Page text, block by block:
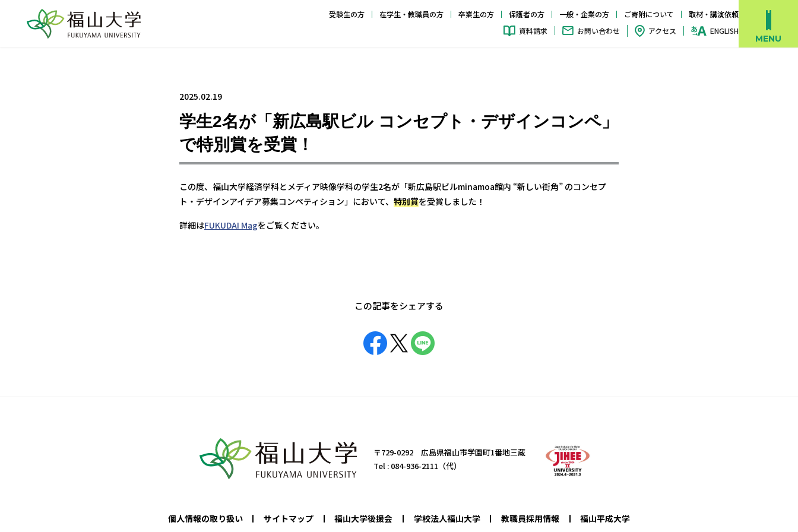
受験生の方 在学生・教職員の方 卒業生の方 保護者の方 一般・企業の方 ご寄附について
取材・講演依頼
資料請求
お問い合わせ アクセス ENGLISH
2025.02.19
学生2名が「新広島駅ビル コンセプト・デザインコンペ」
で特別賞を受賞！
この度、福山大学経済学科とメディア映像学科の学生2名が「新広島駅ビルminamoa館内 “新しい街角” のコンセプ
ト・デザインアイデア募集コンペティション」において、 特別賞を受賞しました！
詳細はFUKUDAI Magをご覧ください。
この記事をシェアする
〒729-0292 広島県福山市学園町1番地三蔵
Tel : 084-936-2111（代）
個人情報の取り扱い サイトマップ 福山大学後援会 学校法人福山大学 教職員採用情報 福山平成大学